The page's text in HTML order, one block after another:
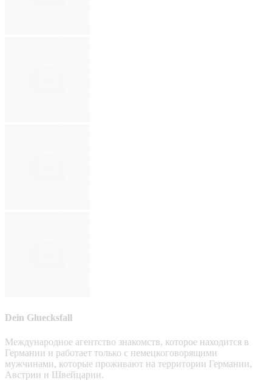
Dein Gluecksfall
Международное агентство знакомств, которое находится в
Германии и работает только с немецкоговорящими
мужчинами, которые проживают на территории Германии,
Австрии и Швейцарии.